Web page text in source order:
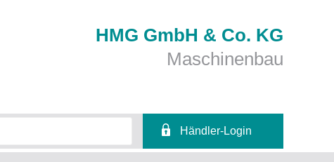
HMG GmbH & Co. KG
Maschinenbau
Händler-Login